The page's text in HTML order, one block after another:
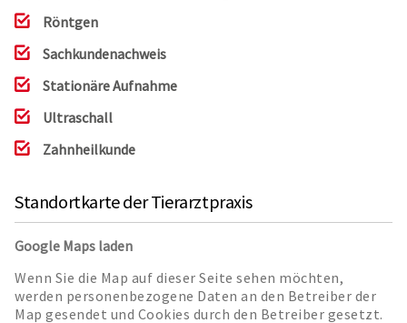
Röntgen
Sachkundenachweis
Stationäre Aufnahme
Ultraschall
Zahnheilkunde
Standortkarte der Tierarztpraxis
Google Maps laden
Wenn Sie die Map auf dieser Seite sehen möchten,
werden personenbezogene Daten an den Betreiber der
Map gesendet und Cookies durch den Betreiber gesetzt.